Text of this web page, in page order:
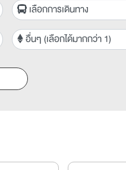
เลือกการเดินทาง
อื่นๆ (เลือกได้มากกว่า 1)